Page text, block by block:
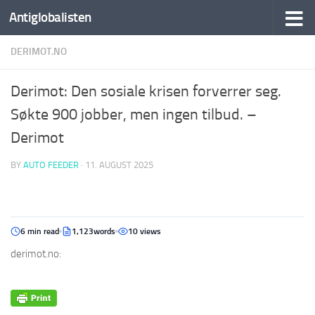
Antiglobalisten
DERIMOT.NO
Derimot: Den sosiale krisen forverrer seg.
Søkte 900 jobber, men ingen tilbud. –
Derimot
BY AUTO FEEDER · 11. AUGUST 2025
6 min read 1,123words 10 views
derimot.no: